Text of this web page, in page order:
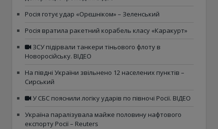
Росія готує удар «Орєшніком» – Зеленський
Росія вратила ракетний корабель класу «Каракурт»
ЗСУ підірвали танкери тіньового флоту в
Новоросійську. ВІДЕО
На півдні України звільнено 12 населених пунктів –
Сирський
У СБС пояснили логіку ударів по півночі Росії. ВІДЕО
Україна паралізувала майже половину нафтового
експорту Росії – Reuters